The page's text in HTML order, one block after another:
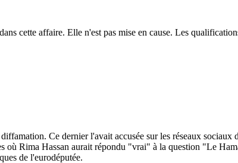
cette affaire. Elle n'est pas mise en cause. Les
Ce dernier l'avait accusée sur les réseaux
où Rima Hassan aurait répondu "vrai" à la question "Le
de l'eurodéputée.